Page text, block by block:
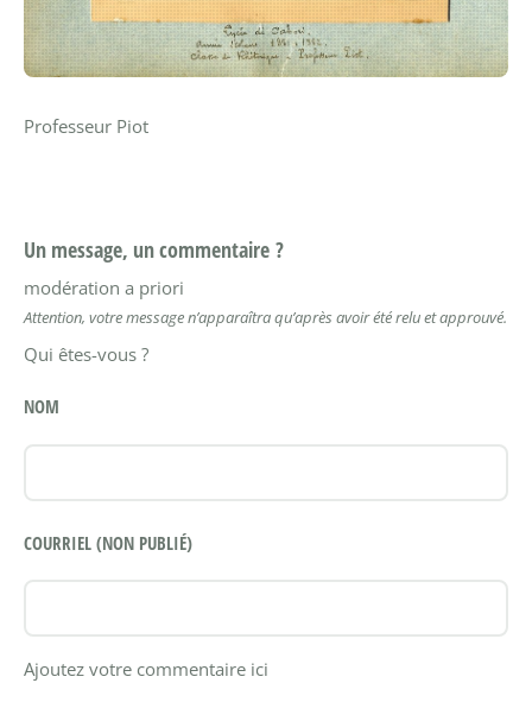
Professeur Piot
Un message, un commentaire ?
modération a priori
Attention, votre message n’apparaîtra qu’après avoir été relu et approuvé.
Qui êtes-vous ?
NOM
COURRIEL (NON PUBLIÉ)
Ajoutez votre commentaire ici